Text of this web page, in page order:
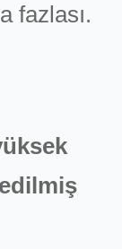
fazlası.